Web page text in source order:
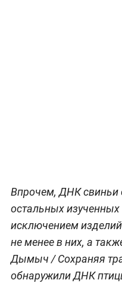
Впрочем, ДНК свиньи
остальных
исключением
не менее в них, а
Дымыч / Сохраняя
обнаружили ДНК